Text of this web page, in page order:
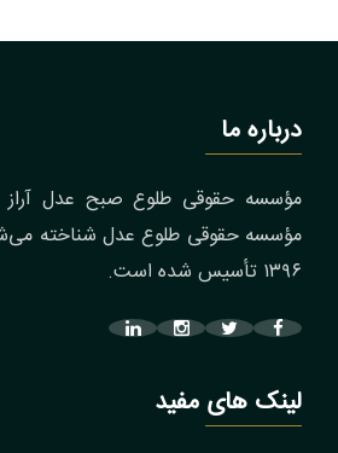
درباره ما
مؤسسه حقوقی طلوع صبح عدل آراز
مؤسسه حقوقی طلوع عدل شناخته
۱۳۹۶ تأسیس شده است.
لینک های مفید